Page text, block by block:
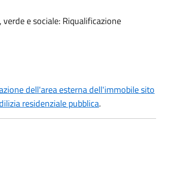
e sociale: Riqualificazione
dell'area esterna dell'immobile sito
residenziale pubblica.